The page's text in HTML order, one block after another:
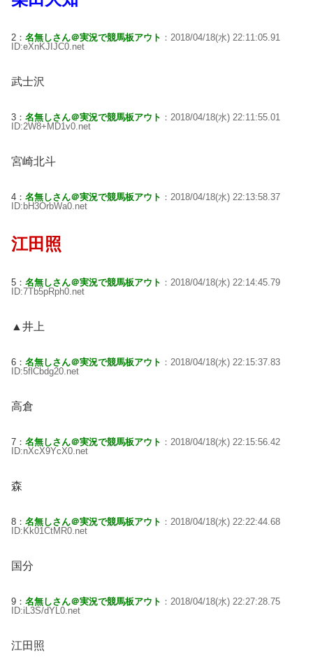
2： 名無しさん＠実況で競馬板アウト ：2018/04/18(水) 22:11:05.91
ID:eXnKJIJC0.net
武士沢
3： 名無しさん＠実況で競馬板アウト ：2018/04/18(水) 22:11:55.01
ID:2W8+MD1v0.net
宮崎北斗
4： 名無しさん＠実況で競馬板アウト ：2018/04/18(水) 22:13:58.37
ID:bH3OrbWa0.net
江田照
5： 名無しさん＠実況で競馬板アウト ：2018/04/18(水) 22:14:45.79
ID:7Tb5pRph0.net
▲井上
6： 名無しさん＠実況で競馬板アウト ：2018/04/18(水) 22:15:37.83
ID:5flCbdg20.net
高倉
7： 名無しさん＠実況で競馬板アウト ：2018/04/18(水) 22:15:56.42
ID:nXcX9YcX0.net
森
8： 名無しさん＠実況で競馬板アウト ：2018/04/18(水) 22:22:44.68
ID:Kk01CtMR0.net
国分
9： 名無しさん＠実況で競馬板アウト ：2018/04/18(水) 22:27:28.75
ID:iL3S/dYL0.net
江田照